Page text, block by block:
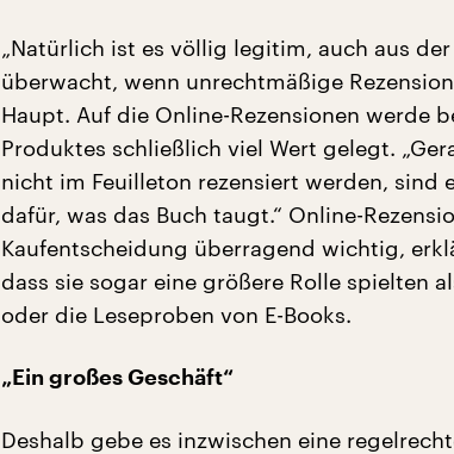
„Natürlich ist es völlig legitim, auch aus
überwacht, wenn unrechtmäßige
Haupt. Auf die Online-Rezensionen werde
Produktes schließlich viel Wert gelegt.
nicht im Feuilleton rezensiert werden, sind
dafür, was das Buch taugt.“ Online-
Kaufentscheidung überragend wichtig,
dass sie sogar eine größere Rolle spielten
oder die Leseproben von E-Books.
„Ein großes Geschäft“
Deshalb gebe es inzwischen eine